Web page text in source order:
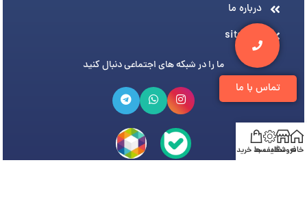
تماس با ما
درباره ما
sitemap
ما را در شبکه های اجتماعی دنبال کنید
خانهفروشگاه
تخفیف هاسبد خرید